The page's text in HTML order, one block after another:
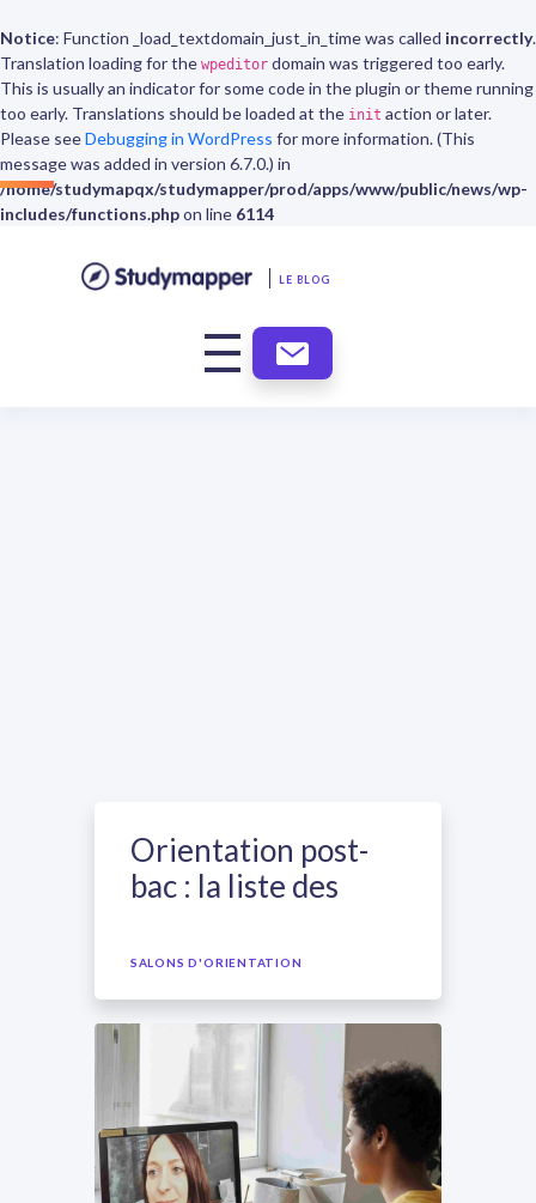
Notice: Function _load_textdomain_just_in_time was called incorrectly.
Translation loading for the wpeditor domain was triggered too early.
This is usually an indicator for some code in the plugin or theme running
too early. Translations should be loaded at the init action or later.
Please seeDebugging in WordPress for more information. (This
message was added in version 6.7.0.) in
/home/studymapqx/studymapper/prod/apps/www/public/news/wp-
includes/functions.phpon line 6114
LE BLOG
ABONNEMENT
Orientation post-
bac : la liste des
ligne 2021
SALONS D'ORIENTATION